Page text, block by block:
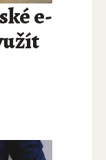
e-